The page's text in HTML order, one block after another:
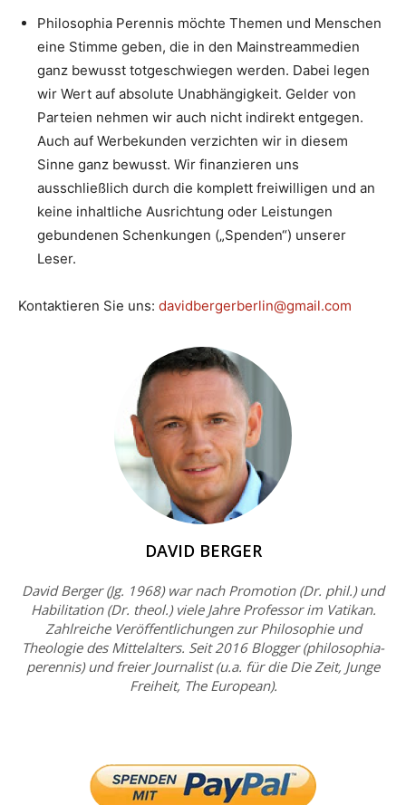
Philosophia Perennis möchte Themen und Menschen
eine Stimme geben, die in den Mainstreammedien
ganz bewusst totgeschwiegen werden. Dabei legen
wir Wert auf absolute Unabhängigkeit. Gelder von
Parteien nehmen wir auch nicht indirekt entgegen.
Auch auf Werbekunden verzichten wir in diesem
Sinne ganz bewusst. Wir finanzieren uns
ausschließlich durch die komplett freiwilligen und an
keine inhaltliche Ausrichtung oder Leistungen
gebundenen Schenkungen („Spenden“) unserer
Leser.
Kontaktieren Sie uns: davidbergerberlin@gmail.com
DAVID BERGER
David Berger (Jg. 1968) war nach Promotion (Dr. phil.) und
Habilitation (Dr. theol.) viele Jahre Professor im Vatikan.
Zahlreiche Veröffentlichungen zur Philosophie und
Theologie des Mittelalters. Seit 2016 Blogger (philosophia-
perennis) und freier Journalist (u.a. für die Die Zeit, Junge
Freiheit, The European).